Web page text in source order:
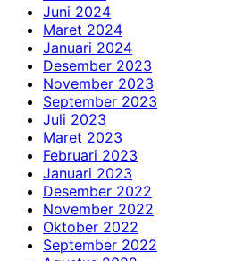
Juni 2024
Maret 2024
Januari 2024
Desember 2023
November 2023
September 2023
Juli 2023
Maret 2023
Februari 2023
Januari 2023
Desember 2022
November 2022
Oktober 2022
September 2022